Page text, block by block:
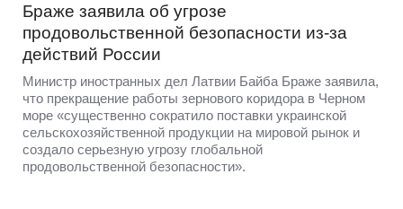
Браже заявила об угрозе
продовольственной безопасности из-за
действий России
Министр иностранных дел Латвии Байба Браже заявила,
что прекращение работы зернового коридора в Черном
море «существенно сократило поставки украинской
сельскохозяйственной продукции на мировой рынок и
создало серьезную угрозу глобальной
продовольственной безопасности».